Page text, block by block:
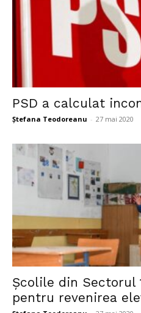
PSD a calculat
Ștefana Teodoreanu - 27 mai 2020
Școlile din Sectorul
pentru revenirea